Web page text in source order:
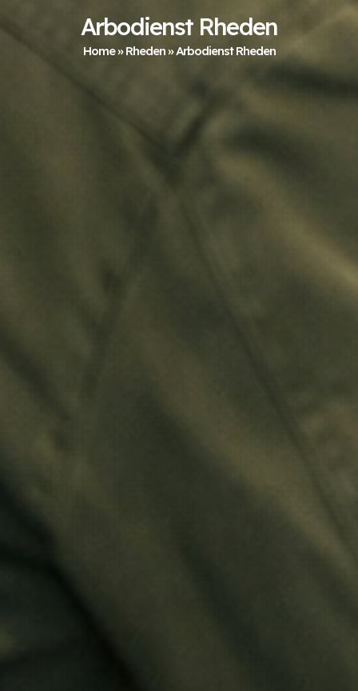
Arbodienst Rheden
Home»Rheden»Arbodienst Rheden